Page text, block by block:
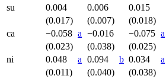
su
0.004 0.006 0.015
(0.017)
(0.007) (0.018)
ca
−0.058 a −0.016 −0.075 a
(0.023)
(0.038) (0.025)
ni
0.048 a 0.094 b 0.034 a
(0.011)
(0.040) (0.038)